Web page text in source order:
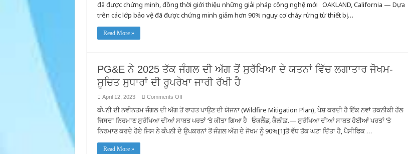
những
thiện
cơ
đã
định
Công
tác
an
toàn
trong
phòng
chống
đã được chứng minh, đồng thời giới thiệu những giải pháp công nghệ mới OAKLAND, California — Dựa
trên các lớp bảo vệ đã được chứng minh giảm hơn 90% nguy cơ cháy rừng từ thiết bị …
Read More »
PG&E ਨੇ 2025 ਤੱਕ ਜੰਗਲ ਦੀ ਅੱਗ ਤੋਂ ਸੁਰੱਖਿਆ ਦੇ ਯਤਨਾਂ ਵਿੱਚ ਲਗਾਤਾਰ ਜੋਖਮ-
ਸੂਚਿਤ ਸੁਧਾਰਾਂ ਦੀ ਰੂਪਰੇਖਾ ਜਾਰੀ ਰੱਖੀ ਹੈ
April 12, 2023 Comments Offon
ਨੇ
ਤੱਕ
ਜੰਗਲ
ਦੀ
ਕੰਪਨੀ ਦੀ ਨਵੀਨਤਮ ਜੰਗਲ ਦੀ ਅੱਗ ਤੋਂ ਰਾਹਤ ਪਾਉਣ ਦੀ ਯੋਜਨਾ (Wildfire Mitigation Plan), ਪੇਸ਼ ਕਰਦੀ ਹੈ ਇੱਕ ਨਵਾਂ ਤਕਨੀਕੀ ਹੱਲ
ਜਿਸਦਾ ਨਿਰਮਾਣ ਸੁਰੱਖਿਆ ਦੀਆਂ ਸਾਬਤ ਪਰਤਾਂ ‘ਤੇ ਕੀਤਾ ਗਿਆ ਹੈ ਓਕਲੈਂਡ, ਕੈਲੀਫ਼.— ਸੁਰੱਖਿਆ ਦੀਆਂ ਸਾਬਤ ਹੋਈਆਂ ਪਰਤਾਂ ‘ਤੇ
ਨਿਰਮਾਣ ਕਰਦੇ ਹੋੋੋਏ ਜਿਸ ਨੇ ਕੰਪਨੀ ਦੇ ਉਪਕਰਨਾਂ ਤੋਂ ਜੰਗਲ ਅੱਗ ਦੇ ਜੋਖਮ ਨੂੰ 90%[1]ਤੋਂ ਵੱਧ ਤੱਕ ਘਟਾ ਦਿੱਤਾ ਹੈ, ਪੈਸੀਫਿਕ …
Read More »